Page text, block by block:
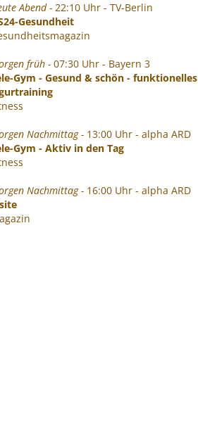
Abend - 22:10 Uhr - TV-Berlin
Gesundheit
früh - 07:30 Uhr - Bayern 3
Gym - Gesund & schön - funktionelles
Nachmittag - 13:00 Uhr - alpha ARD
Gym - Aktiv in den Tag
Nachmittag - 16:00 Uhr - alpha ARD